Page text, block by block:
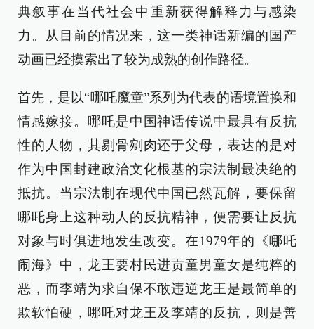
典叙事在当代社会中重新获得解释力与感染
力。从目前的情况来，这一类神话新编的国产
动画已经摸索出了较为成熟的创作路径。
首先，是以“哪吒魔童”系列为代表的语境置换和
情感嫁接。哪吒是中国神话传说中最具有反抗
性的人物，其剔骨剜肉还于父母，表达的是对
作为中国封建政治文化根基的宗法制最决绝的
抵抗。当宗法制在现代中国已然瓦解，要保留
哪吒身上这种动人的反抗精神，便需要让反抗
对象与时俱进地发生改变。在1979年的《哪吒
闹海》中，龙王要村民进贡童男童女是纯粹的
恶，而李靖为求自保不敢违逆龙王是最简单的
欺软怕硬，哪吒对龙王及李靖的反抗，则是善